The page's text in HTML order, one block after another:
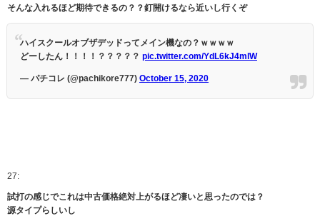
そんな入れるほど期待できるの？？釘開けるなら近いし行くぞ
ハイスクールオブザデッドってメイン機なの？ｗｗｗｗ
どーしたん！！！！？？？？？ pic.twitter.com/YdL6kJ4mlW
— パチコレ (@pachikore777) October 15, 2020
27:
試打の感じでこれは中古価格絶対上がるほど凄いと思ったのでは？
源タイプらしいし